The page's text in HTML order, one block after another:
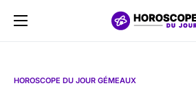
HOROSCOPE DU JOUR GÉMEAUX